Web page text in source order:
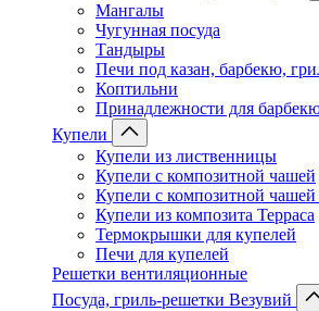
Мангалы
Чугунная посуда
Тандыры
Печи под казан, барбекю,
Коптильни
Принадлежности для
Купели
Купели из лиственницы
Купели с композитной чашей
Купели с композитной
Купели из композита Терраса
Термокрышки для купелей
Печи для купелей
Решетки вентиляционные
Посуда, гриль-решетки Везувий